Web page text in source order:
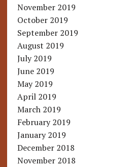
November 2019
October 2019
September 2019
August 2019
July 2019
June 2019
May 2019
April 2019
March 2019
February 2019
January 2019
December 2018
November 2018